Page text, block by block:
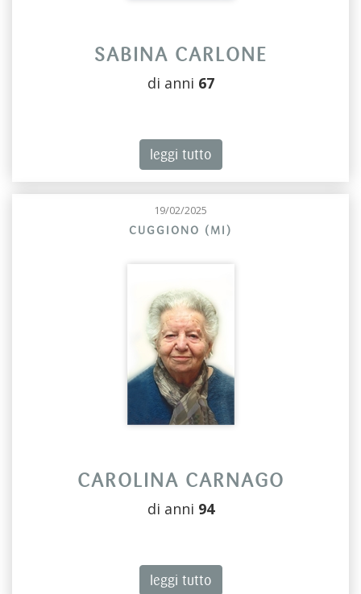
SABINA CARLONE
di anni 67
leggi tutto
19/02/2025
CUGGIONO (MI)
CAROLINA CARNAGO
di anni 94
leggi tutto